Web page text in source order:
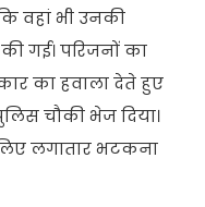
वहां भी उनकी
गई। परिजनों का
का हवाला देते हुए
चौकी भेज दिया।
लगातार भटकना